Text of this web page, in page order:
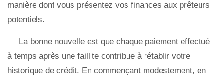
manière dont vous présentez vos finances aux prêteurs
potentiels.
La bonne nouvelle est que chaque paiement effectué
à temps après une faillite contribue à rétablir votre
historique de crédit. En commençant modestement, en